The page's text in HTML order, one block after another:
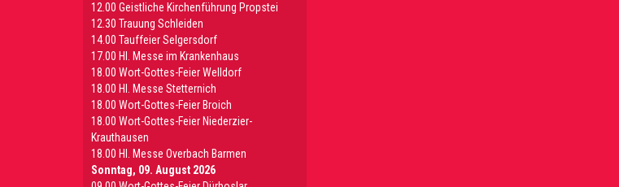
12.00 Geistliche Kirchenführung Propstei
12.30 Trauung Schleiden
14.00 Tauffeier Selgersdorf
17.00 Hl. Messe im Krankenhaus
18.00 Wort-Gottes-Feier Welldorf
18.00 Hl. Messe Stetternich
18.00 Wort-Gottes-Feier Broich
18.00 Wort-Gottes-Feier Niederzier-
Krauthausen
18.00 Hl. Messe Overbach Barmen
Sonntag, 09. August 2026